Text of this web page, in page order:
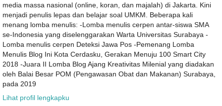
media massa nasional (online, koran, dan majalah) di Jakarta. Kini
menjadi penulis lepas dan belajar soal UMKM. Beberapa kali
menang lomba menulis: -Lomba menulis cerpen antar-siswa SMA
se-Indonesia yang diselenggarakan Warta Universitas Surabaya -
Lomba menulis cerpen Deteksi Jawa Pos -Pemenang Lomba
Menulis Blog Ini Kota Cerdasku, Gerakan Menuju 100 Smart City
2018 -Juara II Lomba Blog Ajang Kreativitas Milenial yang diadakan
oleh Balai Besar POM (Pengawasan Obat dan Makanan) Surabaya,
pada 2019
Lihat profil lengkapku